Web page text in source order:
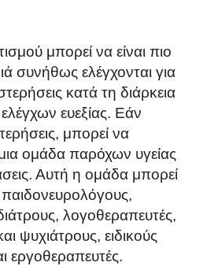
μπορεί να είναι πιο
συνήθως ελέγχονται για
κατά τη διάρκεια
ευεξίας. Εάν
μπορεί να
ομάδα παρόχων υγείας
Αυτή η ομάδα μπορεί
λογοθεραπευτές,
ψυχιάτρους, ειδικούς
εργοθεραπευτές.